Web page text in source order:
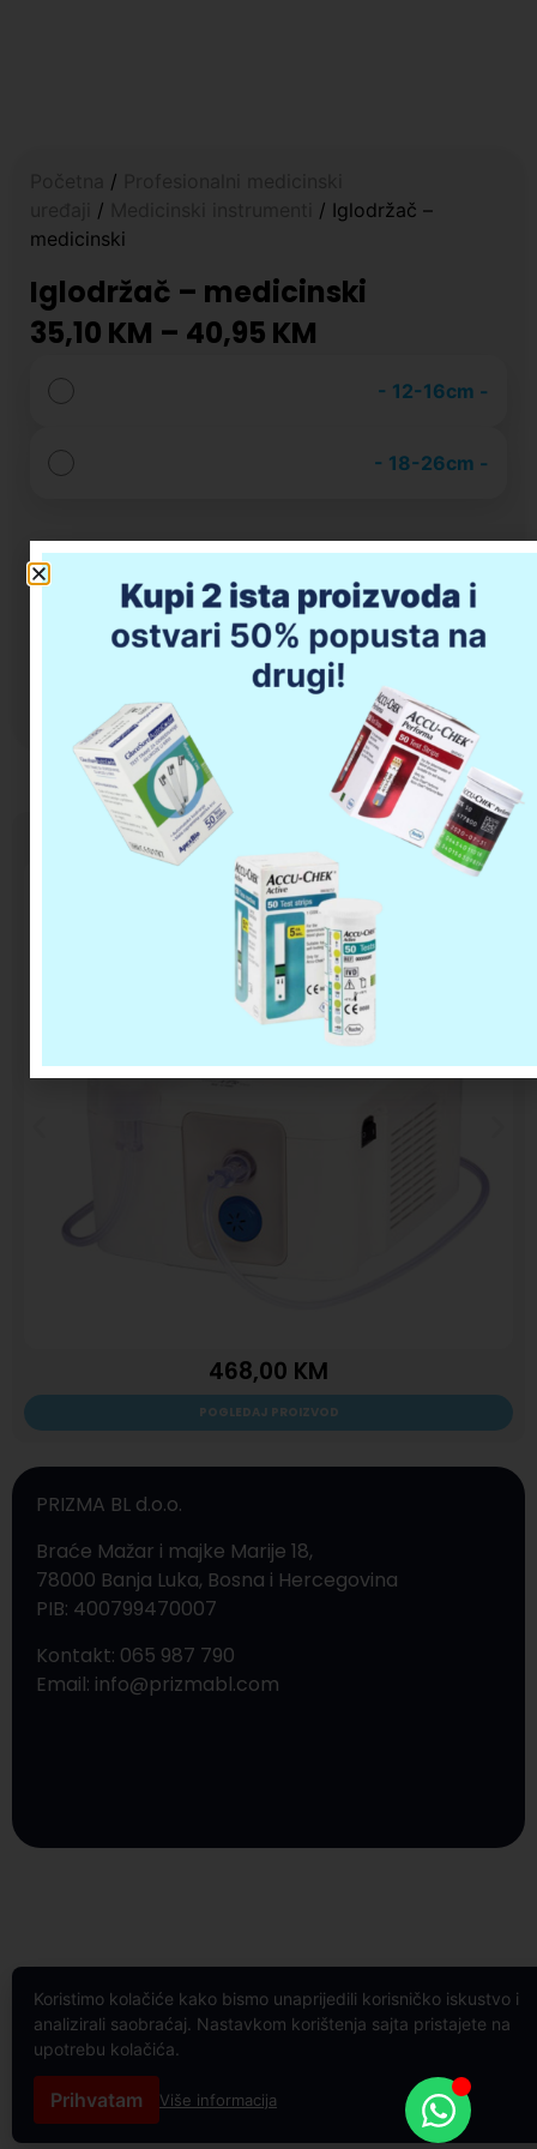
Koristimo kolačiće kako bismo unaprijedili korisničko iskustvo i
analizirali saobraćaj. Nastavkom korištenja sajta pristajete na
upotrebu kolačića.
Prihvatam Više informacija
/
/
/ Iglodržač –
medicinski
Iglodržač – medicinski
35,10 KM – 40,95 KM
- 12-16cm -
- 18-26cm -
Dodaj u korpu
Da li imate pitanja u vezi kupovine?
OMRON C900
468,00 KM
POGLEDAJ PROIZVOD
PRIZMA BL d.o.o.
Braće Mažar i majke Marije 18,
78000 Banja Luka, Bosna i Hercegovina
PIB: 400799470007
Kontakt: 065 987 790
Email: info@prizmabl.com